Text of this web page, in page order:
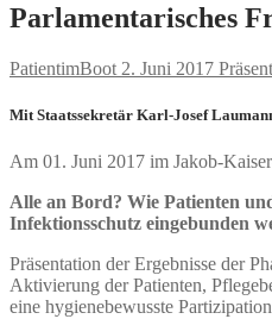
Parlamentarisches
PatientimBoot 2. Juni 2017
Mit Staatssekretär Karl-Josef
Am 01. Juni 2017 im Jakob-
Alle an Bord? Wie Patienten
Infektionsschutz eingebunden
Präsentation der Ergebnisse der
Aktivierung der Patienten,
eine hygienebewusste